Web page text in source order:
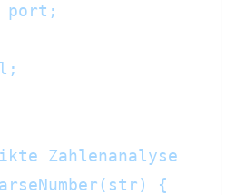
port;
Zahlenanalyse
{